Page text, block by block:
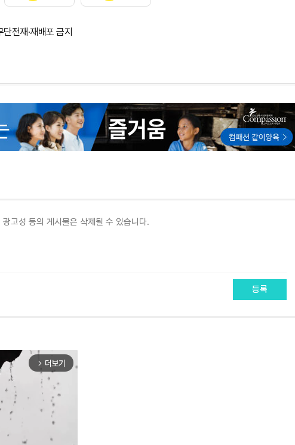
전재·재배포 금지
등록
arrow_forward_ios 더보기